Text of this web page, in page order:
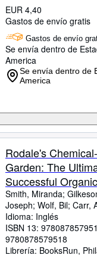
EUR 4,40
Gastos de envío gratis
Gastos de envío
Se envía dentro de
America
Se envía dentro de
America
Rodale's
Garden: The
Successful
Smith, Miranda;
Joseph; Wolf, Bil; Carr,
Idioma: Inglés
ISBN 13:
9780878579518
Librería: BooksRun,